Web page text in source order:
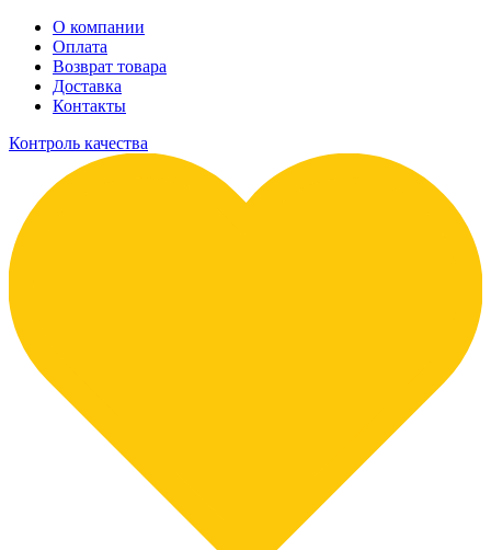
О компании
Оплата
Возврат товара
Доставка
Контакты
Контроль качества